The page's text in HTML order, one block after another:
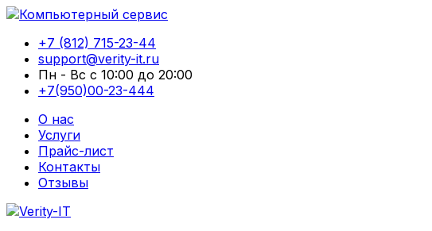
+7 (812) 715-23-44
support@verity-it.ru
Пн - Вс с 10:00 до 20:00
+7(950)00-23-444
О нас
Услуги
Прайс-лист
Контакты
Отзывы